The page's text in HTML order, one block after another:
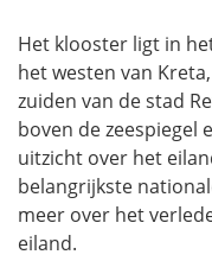
Het klooster ligt in
het westen van
zuiden van de stad
boven de zeespiegel
uitzicht over het
belangrijkste
meer over het
eiland.